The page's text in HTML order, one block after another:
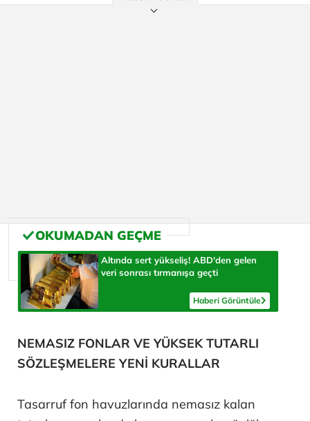
Altında sert yükseliş! ABD'den gelen
veri sonrası tırmanışa geçti
Haberi Görüntüle
NEMASIZ FONLAR VE YÜKSEK TUTARLI
SÖZLEŞMELERE YENİ KURALLAR
Tasarruf fon havuzlarında nemasız kalan